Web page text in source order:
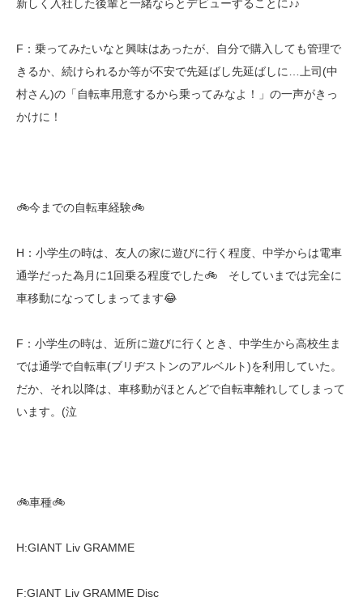
新しく入社した後輩と一緒ならとデビューすることに♪♪
F：乗ってみたいなと興味はあったが、自分で購入しても管理で
きるか、続けられるか等が不安で先延ばし先延ばしに…上司(中
村さん)の「自転車用意するから乗ってみなよ！」の一声がきっ
かけに！
🚲今までの自転車経験🚲
H：小学生の時は、友人の家に遊びに行く程度、中学からは電車
通学だった為月に1回乗る程度でした🚲 そしていまでは完全に
車移動になってしまってます😂
F：小学生の時は、近所に遊びに行くとき、中学生から高校生ま
では通学で自転車(ブリヂストンのアルベルト)を利用していた。
だか、それ以降は、車移動がほとんどで自転車離れしてしまって
います。(泣
🚲車種🚲
H:GIANT Liv GRAMME
F:GIANT Liv GRAMME Disc